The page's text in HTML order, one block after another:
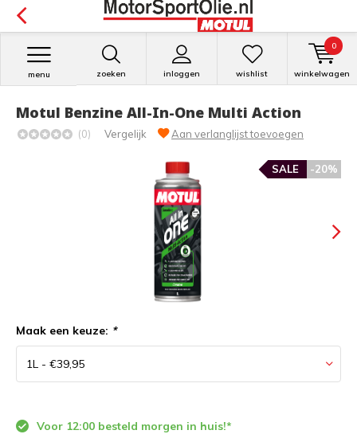
zoeken inloggen
menu wishlist winkelwagen
0
Motul Benzine All-In-One Multi Action
(0) Vergelijk Aan verlanglijst toevoegen
-20%
SALE
Maak een keuze: *
Voor 12:00 besteld morgen in huis!*